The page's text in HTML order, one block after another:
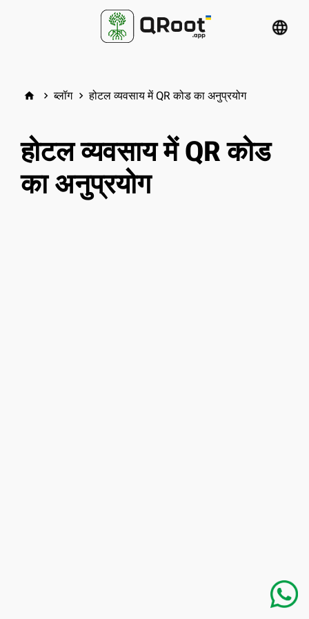
language
home keyboard_arrow_right ब्लॉग keyboard_arrow_right होटल व्यवसाय में QR कोड का अनुप्रयोग
होटल व्यवसाय में QR कोड
का अनुप्रयोग